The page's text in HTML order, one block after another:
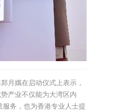
月娥在启动仪式上表示，
产业不仅能为大湾区内
务，也为香港专业人士提